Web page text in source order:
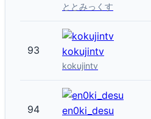
ととみっくす
93 kokujintv
kokujintv
94 en0ki_desu